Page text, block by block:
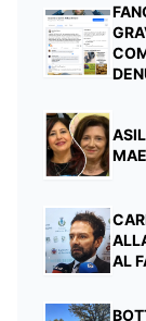
AL